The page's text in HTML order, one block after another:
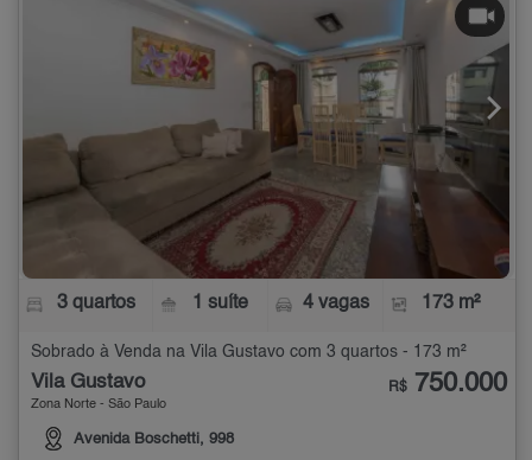
3 quartos 1 suíte 4 vagas 173 m²
Sobrado à Venda na Vila Gustavo com 3 quartos - 173 m²
Vila Gustavo
Zona Norte - São Paulo
Avenida Boschetti, 998
R$ 750.000